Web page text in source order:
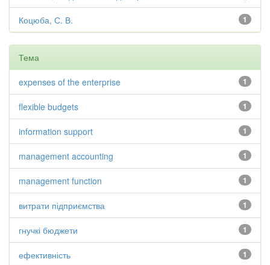
1
Коцюба, С. В.
Тема
1
expenses of the enterprise
1
flexible budgets
1
information support
1
management accounting
1
management function
1
витрати підприємства
1
гнучкі бюджети
1
ефективність